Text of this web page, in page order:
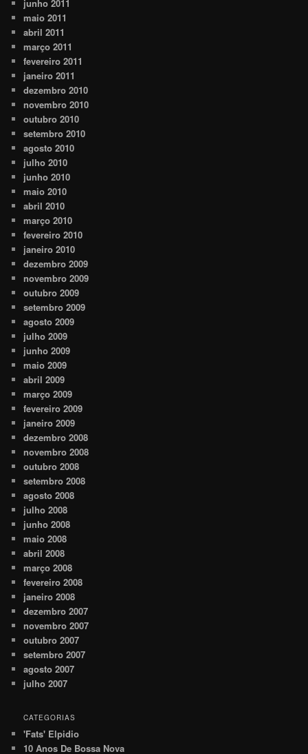
junho 2011
maio 2011
abril 2011
março 2011
fevereiro 2011
janeiro 2011
dezembro 2010
novembro 2010
outubro 2010
setembro 2010
agosto 2010
julho 2010
junho 2010
maio 2010
abril 2010
março 2010
fevereiro 2010
janeiro 2010
dezembro 2009
novembro 2009
outubro 2009
setembro 2009
agosto 2009
julho 2009
junho 2009
maio 2009
abril 2009
março 2009
fevereiro 2009
janeiro 2009
dezembro 2008
novembro 2008
outubro 2008
setembro 2008
agosto 2008
julho 2008
junho 2008
maio 2008
abril 2008
março 2008
fevereiro 2008
janeiro 2008
dezembro 2007
novembro 2007
outubro 2007
setembro 2007
agosto 2007
julho 2007
CATEGORIAS
'Fats' Elpidio
10 Anos De Bossa Nova